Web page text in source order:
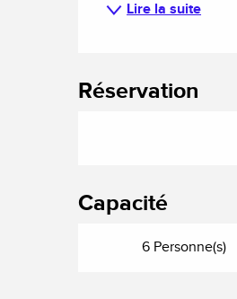
Lire la suite
Réservation
Capacité
6 Personne(s)